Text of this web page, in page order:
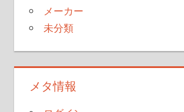
メーカー
未分類
メタ情報